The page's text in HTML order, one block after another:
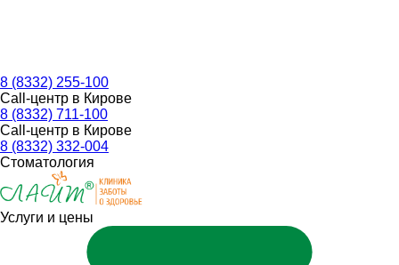
8 (8332) 255-100
Call-центр в Кирове
8 (8332) 711-100
Call-центр в Кирове
8 (8332) 332-004
Стоматология
Услуги и цены